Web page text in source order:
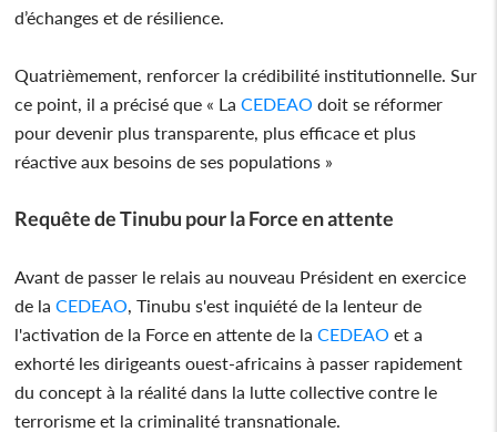
d’échanges et de résilience.
Quatrièmement, renforcer la crédibilité institutionnelle. Sur
ce point, il a précisé que « LaCEDEAO doit se réformer
pour devenir plus transparente, plus efficace et plus
réactive aux besoins de ses populations »
Requête de Tinubu pour la Force en attente
Avant de passer le relais au nouveau Président en exercice
de laCEDEAO , Tinubu s'est inquiété de la lenteur de
l'activation de la Force en attente de laCEDEAO et a
exhorté les dirigeants ouest-africains à passer rapidement
du concept à la réalité dans la lutte collective contre le
terrorisme et la criminalité transnationale.